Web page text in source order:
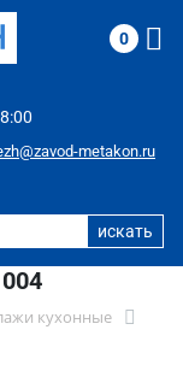
metakon.ru
0
кухонные